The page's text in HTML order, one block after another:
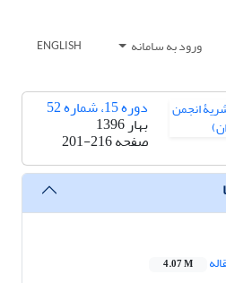
ورود به سامانه ENGLISH
دوره 15، شماره 52
بهار 1396
صفحه201-216
4.07 M